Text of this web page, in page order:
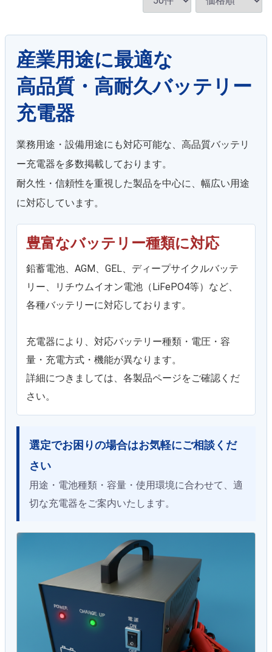
産業用途に最適な
高品質・高耐久バッテリー
充電器
業務用途・設備用途にも対応可能な、高品質バッテリ
ー充電器を多数掲載しております。
耐久性・信頼性を重視した製品を中心に、幅広い用途
に対応しています。
豊富なバッテリー種類に対応
鉛蓄電池、AGM、GEL、ディープサイクルバッテ
リー、リチウムイオン電池（LiFePO4等）など、
各種バッテリーに対応しております。
充電器により、対応バッテリー種類・電圧・容
量・充電方式・機能が異なります。
詳細につきましては、各製品ページをご確認くだ
さい。
選定でお困りの場合はお気軽にご相談くだ
さい
用途・電池種類・容量・使用環境に合わせて、適
切な充電器をご案内いたします。